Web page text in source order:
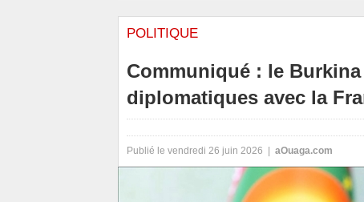
POLITIQUE
Communiqué : le
diplomatiques avec la
Publié le vendredi 26 juin 2026 | aOuaga.com